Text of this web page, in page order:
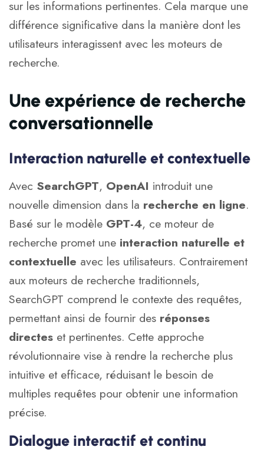
sur les informations pertinentes. Cela marque une
différence significative dans la manière dont les
utilisateurs interagissent avec les moteurs de
recherche.
Une expérience de recherche
conversationnelle
Interaction naturelle et contextuelle
Avec SearchGPT, OpenAI introduit une
nouvelle dimension dans la recherche en ligne.
Basé sur le modèle GPT-4, ce moteur de
recherche promet une interaction naturelle et
contextuelle avec les utilisateurs. Contrairement
aux moteurs de recherche traditionnels,
SearchGPT comprend le contexte des requêtes,
permettant ainsi de fournir des réponses
directes et pertinentes. Cette approche
révolutionnaire vise à rendre la recherche plus
intuitive et efficace, réduisant le besoin de
multiples requêtes pour obtenir une information
précise.
Dialogue interactif et continu